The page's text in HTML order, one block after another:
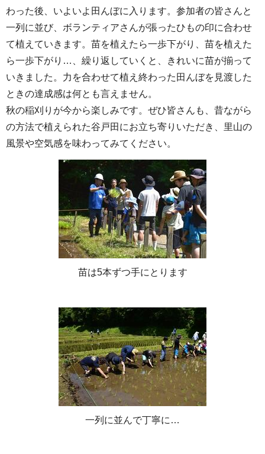
わった後、いよいよ田んぼに入ります。参加者の皆さんと
一列に並び、ボランティアさんが張ったひもの印に合わせ
て植えていきます。苗を植えたら一歩下がり、苗を植えた
ら一歩下がり…、繰り返していくと、きれいに苗が揃って
いきました。力を合わせて植え終わった田んぼを見渡した
ときの達成感は何とも言えません。
秋の稲刈りが今から楽しみです。ぜひ皆さんも、昔ながら
の方法で植えられた谷戸田にお立ち寄りいただき、里山の
風景や空気感を味わってみてください。
苗は5本ずつ手にとります
一列に並んで丁寧に…